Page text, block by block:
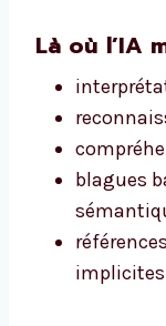
Là où l’IA
blagues
implicites